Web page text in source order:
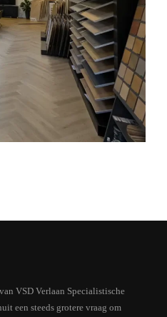
VSD Verlaan Specialistische
een steeds grotere vraag om